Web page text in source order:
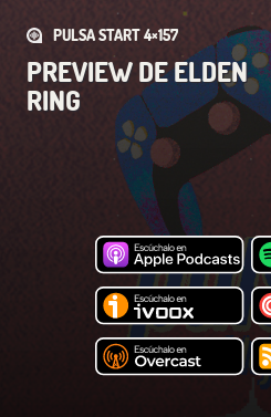
PULSA START 4×157
PREVIEW DE ELDEN
RING